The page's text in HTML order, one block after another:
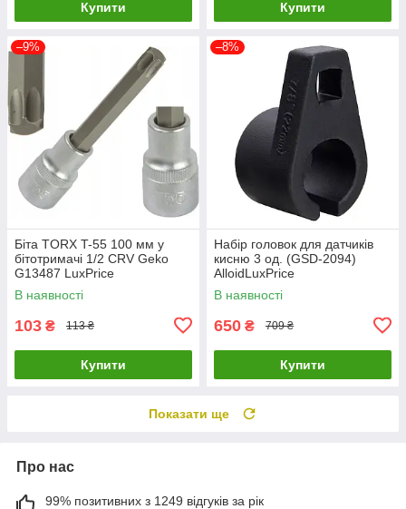
Купити Купити
–9%
Біта TORX T-55 100 мм у
бітотримачі 1/2 CRV Geko
G13487 LuxPrice
В наявності
103 ₴ 113 ₴
Купити
–8%
Набір головок для датчиків
кисню 3 од. (GSD-2094)
AlloidLuxPrice
В наявності
650 ₴ 709 ₴
Купити
Показати ще
Про нас
99% позитивних з 1249 відгуків за рік